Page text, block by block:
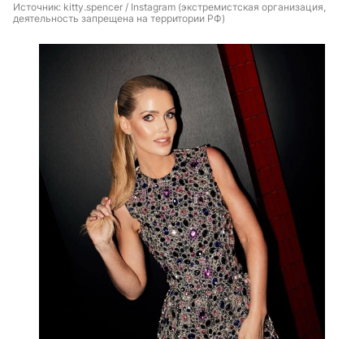
Источник: kitty.spencer / Instagram (экстремистская организация,
деятельность запрещена на территории РФ)